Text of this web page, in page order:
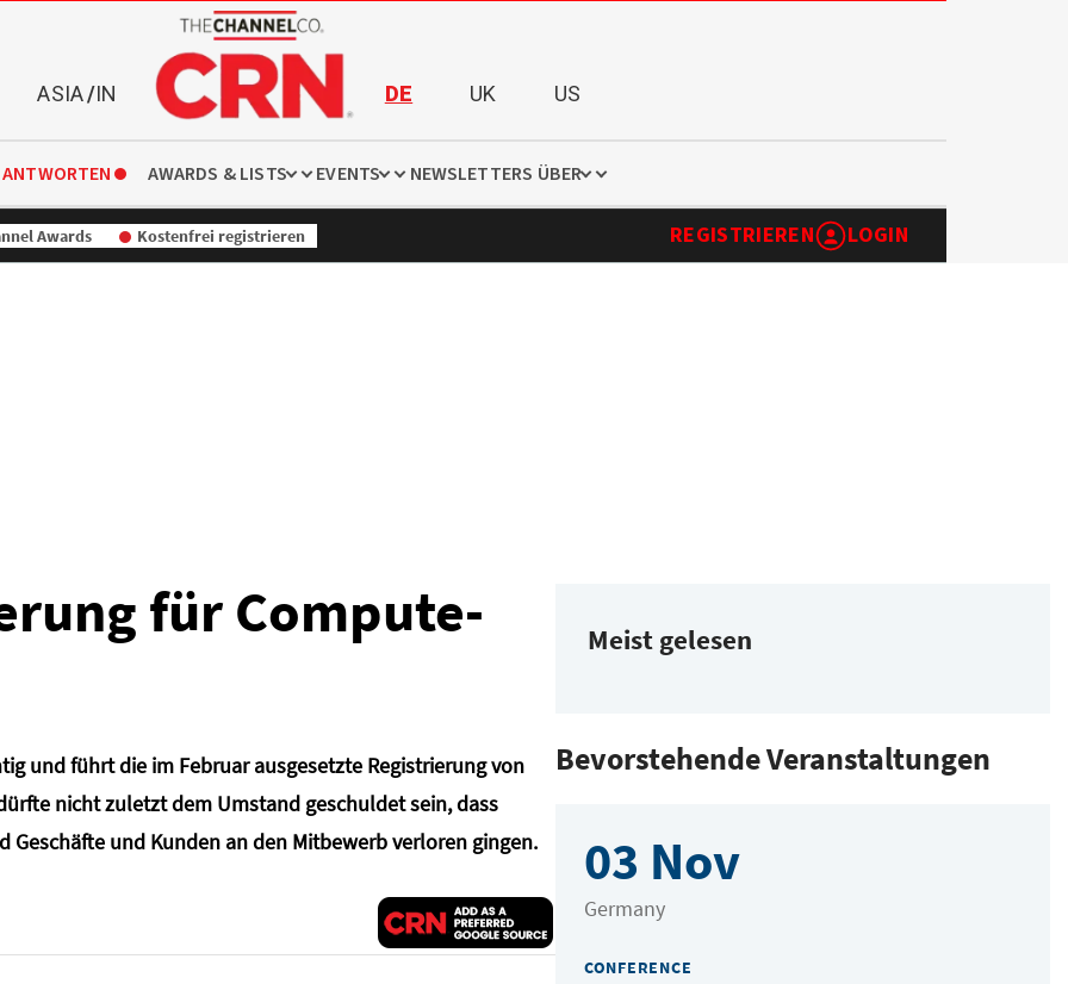
ASIA/IN DE UK US
AWARDS & LISTS EVENTS NEWSLETTERS ÜBER
Awards Kostenfrei registrieren REGISTRIEREN LOGIN
für Compute-
und führt die im Februar ausgesetzte Registrierung von
nicht zuletzt dem Umstand geschuldet sein, dass
und Kunden an den Mitbewerb verloren gingen.
Meist gelesen
Bevorstehende Veranstaltungen
03 Nov
Germany
CONFERENCE